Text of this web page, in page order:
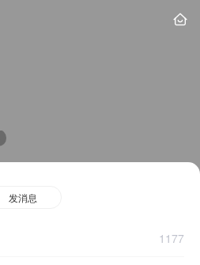
发消息
1177